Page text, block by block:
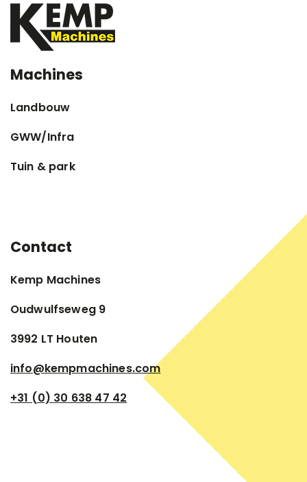
Machines
Landbouw
GWW/Infra
Tuin & park
Contact
Kemp Machines
Oudwulfseweg 9
3992 LT Houten
info@kempmachines.com
+31 (0) 30 638 47 42